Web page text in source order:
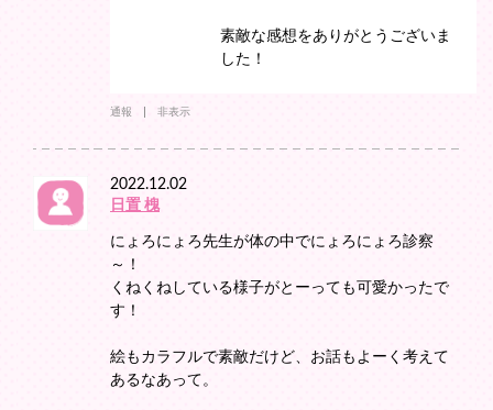
素敵な感想をありがとうございま
した！
通報 非表示
2022.12.02
日置 槐
にょろにょろ先生が体の中でにょろにょろ診察
～！
くねくねしている様子がとーっても可愛かったで
す！
絵もカラフルで素敵だけど、お話もよーく考えて
あるなあって。